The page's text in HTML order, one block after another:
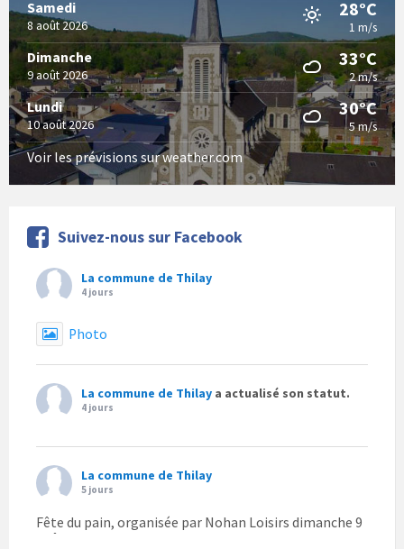
Samedi
8 août 2026
28°C
1 m/s
Dimanche
9 août 2026
33°C
2 m/s
Lundi
10 août 2026
30°C
5 m/s
Voir les prévisions sur weather.com
Suivez-nous sur Facebook
La commune de Thilay
4 jours
Photo
La commune de Thilay a actualisé son statut.
4 jours
La commune de Thilay
5 jours
Fête du pain, organisée par Nohan Loisirs dimanche 9
août.